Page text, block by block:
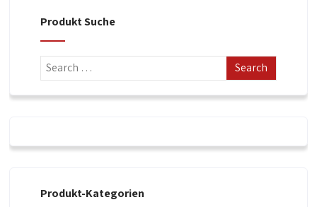
Produkt Suche
Produkt-Kategorien